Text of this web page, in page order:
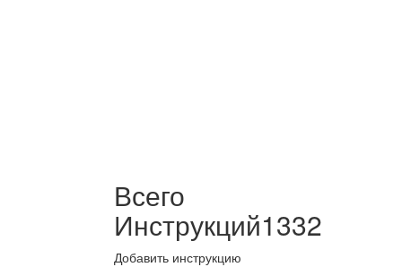
Всего
Инструкций1332
Добавить инструкцию